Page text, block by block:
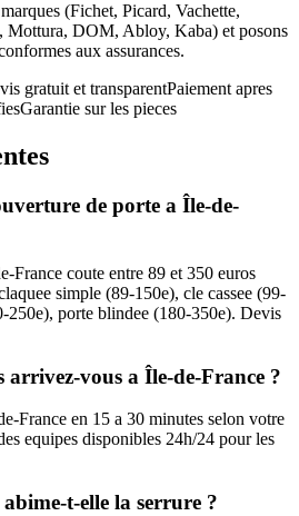
(Fichet, Picard, Vachette,
DOM, Abloy, Kaba) et posons
aux assurances.
gratuit et transparentPaiement apres
Garantie sur les pieces
de porte a Île-de-
France coute entre 89 et 350 euros
simple (89-150e), cle cassee (99-
250e), porte blindee (180-350e). Devis
arrivez-vous a Île-de-France ?
France en 15 a 30 minutes selon votre
equipes disponibles 24h/24 pour les
t-elle la serrure ?